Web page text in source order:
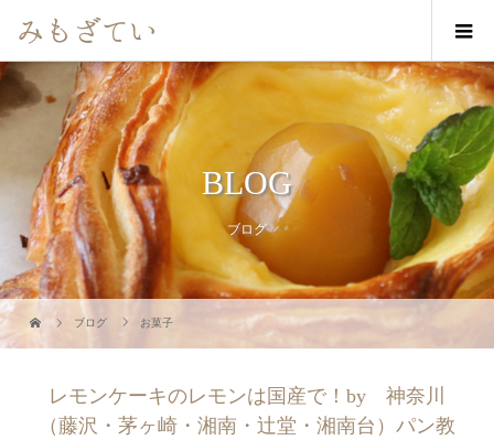
BLOG
ブログ
ブログ お菓子
レモンケーキのレモンは国産で！by 神奈川
（藤沢・茅ヶ崎・湘南・辻堂・湘南台）パン教